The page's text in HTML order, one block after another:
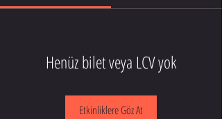
Henüz bilet veya LCV yok
Etkinliklere Göz At